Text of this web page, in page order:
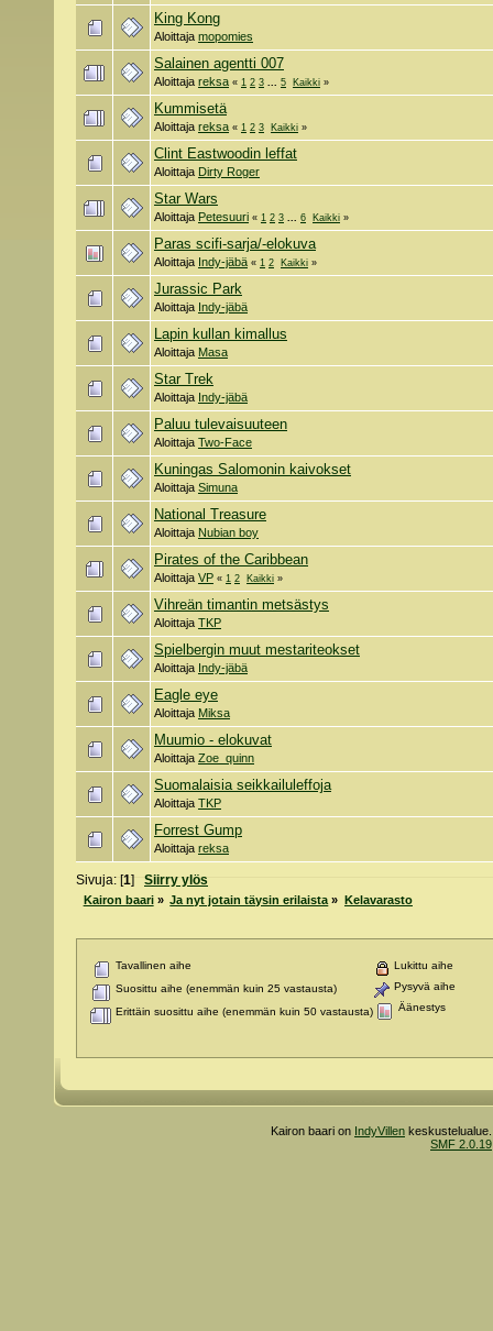
King Kong
Aloittaja mopomies
Salainen agentti 007
Aloittaja reksa « 1 2 3 ... 5 Kaikki »
Kummisetä
Aloittaja reksa « 1 2 3 Kaikki »
Clint Eastwoodin leffat
Aloittaja Dirty Roger
Star Wars
Aloittaja Petesuuri « 1 2 3 ... 6 Kaikki »
Paras scifi-sarja/-elokuva
Aloittaja Indy-jäbä « 1 2 Kaikki »
Jurassic Park
Aloittaja Indy-jäbä
Lapin kullan kimallus
Aloittaja Masa
Star Trek
Aloittaja Indy-jäbä
Paluu tulevaisuuteen
Aloittaja Two-Face
Kuningas Salomonin kaivokset
Aloittaja Simuna
National Treasure
Aloittaja Nubian boy
Pirates of the Caribbean
Aloittaja VP « 1 2 Kaikki »
Vihreän timantin metsästys
Aloittaja TKP
Spielbergin muut mestariteokset
Aloittaja Indy-jäbä
Eagle eye
Aloittaja Miksa
Muumio - elokuvat
Aloittaja Zoe_quinn
Suomalaisia seikkailuleffoja
Aloittaja TKP
Forrest Gump
Aloittaja reksa
Sivuja: [1] Siirry ylös
Kairon baari» Ja nyt jotain täysin erilaista » Kelavarasto
Tavallinen aihe
Suosittu aihe (enemmän kuin 25 vastausta)
Erittäin suosittu aihe (enemmän kuin 50 vastausta)
Lukittu aihe
Pysyvä aihe
Äänestys
Kairon baari on IndyVillen
SMF 2.0.19